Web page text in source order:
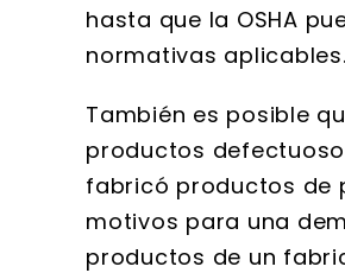
hasta que la OSHA
normativas aplicables.
También es posible
productos
fabricó productos de
motivos para una
productos de un